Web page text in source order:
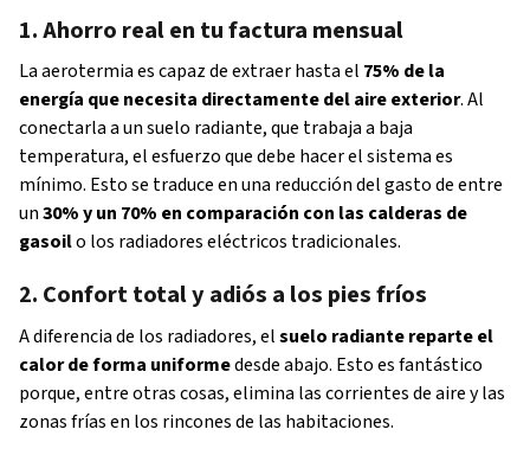
1. Ahorro real en tu factura mensual
La aerotermia es capaz de extraer hasta el 75% de la
energía que necesita directamente del aire exterior. Al
conectarla a un suelo radiante, que trabaja a baja
temperatura, el esfuerzo que debe hacer el sistema es
mínimo. Esto se traduce en una reducción del gasto de entre
un30% y un 70% en comparación con las calderas de
gasoilo los radiadores eléctricos tradicionales.
2. Confort total y adiós a los pies fríos
A diferencia de los radiadores, elsuelo radiante reparte el
calor de forma uniformedesde abajo. Esto es fantástico
porque, entre otras cosas, elimina las corrientes de aire y las
zonas frías en los rincones de las habitaciones.